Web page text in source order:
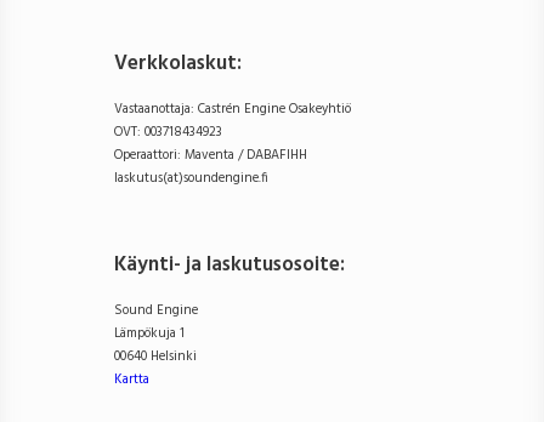
Verkkolaskut:
Vastaanottaja: Castrén Engine Osakeyhtiö
OVT: 003718434923
Operaattori: Maventa / DABAFIHH
laskutus(at)soundengine.fi
Käynti- ja laskutusosoite:
Sound Engine
Lämpökuja 1
00640 Helsinki
Kartta